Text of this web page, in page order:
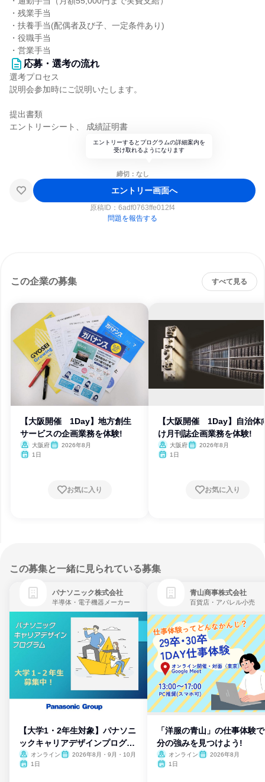
・残業手当
・扶養手当(配偶者及び子、一定条件あり)
・役職手当
・営業手当
応募・選考の流れ
選考プロセス
説明会参加時にご説明いたします。
提出書類
エントリーシート、 成績証明書
エントリーするとプログラムの詳細案内を
受け取れるようになります
締切：なし
エントリー画面へ
原稿ID： 6adf0763ffe012f4
問題を報告する
この企業の募集 すべて見る
【大阪開催 1Day】地方創生
サービスの企画業務を体験!
大阪府
2026年8月
1日
お気に入り
【大阪開催 1Day】自治体
け月刊誌企画業務を体験!
大阪府
2026年8月
1日
お気に入り
この募集と一緒に見られている募集
パナソニック株式会社
半導体・電子機器メーカー
【大学1・2年生対象】パナソニ
ックキャリアデザインプログラ
ム
オンライン
2026年8月・9月・10月
1日
青山商事株式会社
百貨店・アパレル小売
「洋服の青山」の仕事体験
分の強みを見つけよう!
オンライン
2026年8月
1日